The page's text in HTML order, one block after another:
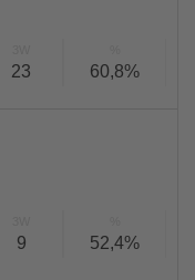
23 60,8%
9 52,4%